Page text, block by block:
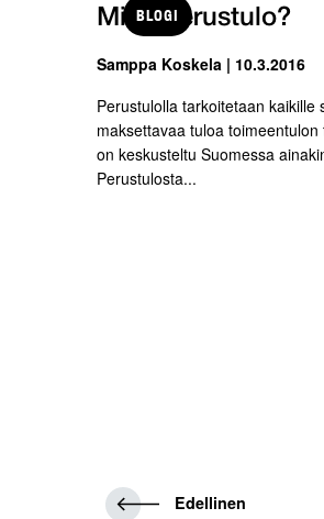
BLOGI
Mikä perustulo?
Samppa Koskela | 10.3.2016
Perustulolla tarkoitetaan kaikille
maksettavaa tuloa
on keskusteltu Suomessa
Perustulosta...
EEdellinen